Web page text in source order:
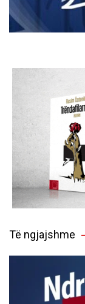
Të ngjajshme